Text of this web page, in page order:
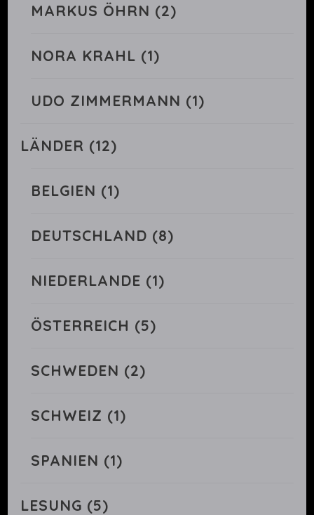
MARKUS ÖHRN (2)
NORA KRAHL (1)
UDO ZIMMERMANN (1)
LÄNDER (12)
BELGIEN (1)
DEUTSCHLAND (8)
NIEDERLANDE (1)
ÖSTERREICH (5)
SCHWEDEN (2)
SCHWEIZ (1)
SPANIEN (1)
LESUNG (5)